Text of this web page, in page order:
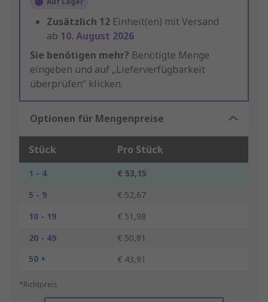
Zusätzlich 12 Einheit(en) mit Versand
ab 10. August 2026
Sie benötigen mehr? Benötigte Menge
eingeben und auf „Lieferverfügbarkeit
überprüfen“ klicken.
Optionen für Mengenpreise
Stück Pro Stück
1 - 4
€ 53,15
5 - 9
€ 52,67
10 - 19
€ 51,98
20 - 49
€ 50,81
50 +
€ 43,91
*Richtpreis